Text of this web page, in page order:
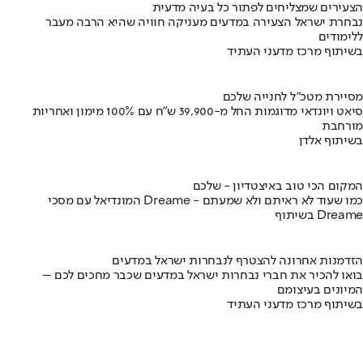
הצעירים שמצליחים לפתור כל בעיה מדעית
נבחרת ישראל הצעירה במדעים מעניקה חוויה שהיא הרבה מעבר
ללימודים
בשיתוף מרכז מדעני העתיד
מסיירת מטכ"ל לחנייה שלכם
סיאט ויונדאי מדוגמות החל מ-39,900 ש״ח עם 100% מימון ואחריות
מורחבת
בשיתוף אלדן
המקום הכי טוב באיצטדיון - שלכם
המונדיאל עם מסכי Dreame - כמו שעוד לא ראיתם ולא שמעתם
בשיתוף Dreame
הזדמנות אחרונה להצטרף לנבחרות ישראל במדעים
בואו להכיר את חברי נבחרות ישראל במדעים שכבר מחכים לכם –
המיונים בעיצומם
בשיתוף מרכז מדעני העתיד